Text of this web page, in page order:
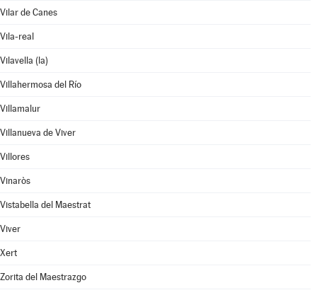
Vilar de Canes
Vila-real
Vilavella (la)
Villahermosa del Río
Villamalur
Villanueva de Viver
Villores
Vinaròs
Vistabella del Maestrat
Viver
Xert
Zorita del Maestrazgo